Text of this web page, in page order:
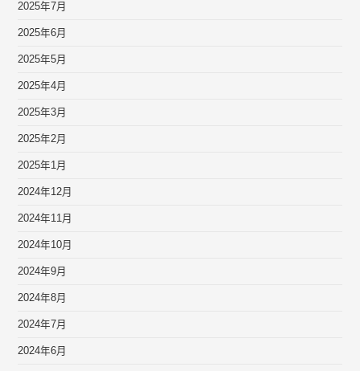
2025年7月
2025年6月
2025年5月
2025年4月
2025年3月
2025年2月
2025年1月
2024年12月
2024年11月
2024年10月
2024年9月
2024年8月
2024年7月
2024年6月